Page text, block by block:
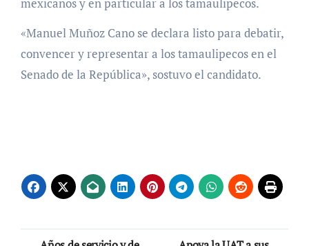
«Manuel Muñoz Cano se declara listo para debatir,
convencer y representar a los tamaulipecos en el
Senado de la República», sostuvo el candidato.